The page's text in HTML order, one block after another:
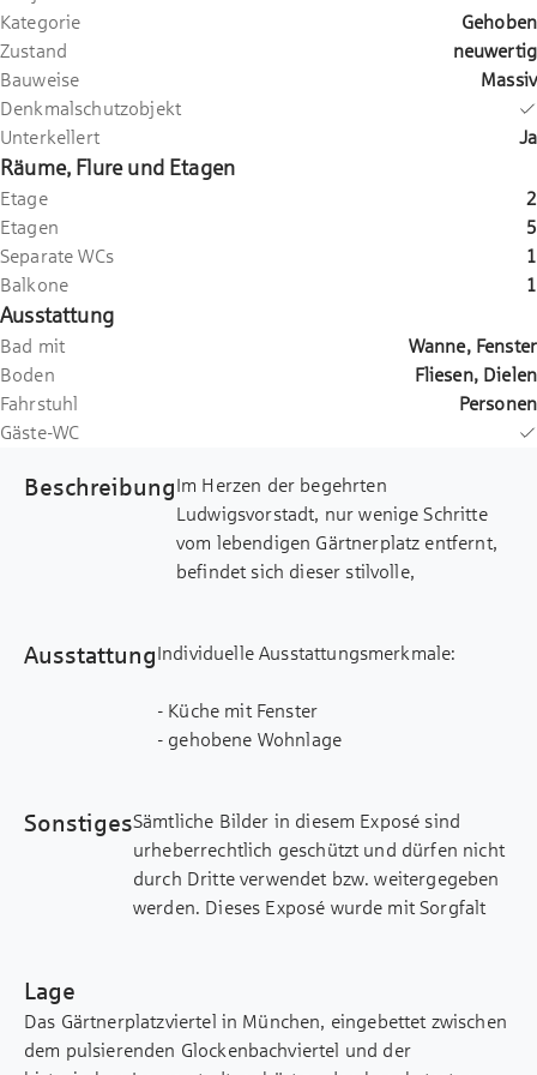
Kategorie
Gehoben
Zustand
neuwertig
Bauweise
Massiv
Denkmalschutzobjekt
Unterkellert
Ja
Räume, Flure und Etagen
Etage
2
Etagen
5
Separate WCs
1
Balkone
1
Ausstattung
Bad mit
Wanne, Fenster
Boden
Fliesen, Dielen
Fahrstuhl
Personen
Gäste-WC
BeschreibungIm Herzen der begehrten
Ludwigsvorstadt, nur wenige Schritte
vom lebendigen Gärtnerplatz entfernt,
befindet sich dieser stilvolle,
Zimmer-Wohnung im 2. Obergeschoss
mit einer Wohnfläche von ca. 71 m².
Wohnkomfort mit dem
unverwechselbaren Charme eines
historischen Gebäudes.
Das Highlight ist das großzügige
gefliest und mit Badewanne
ausgestattet.
AusstattungIndividuelle Ausstattungsmerkmale:
- Küche mit Fenster
- gehobene Wohnlage
SonstigesSämtliche Bilder in diesem Exposé sind
urheberrechtlich geschützt und dürfen nicht
durch Dritte verwendet bzw. weitergegeben
werden. Dieses Exposé wurde mit Sorgfalt
für deren Richtigkeit und Vollständigkeit
können wir nicht übernehmen.
Lage
Das Gärtnerplatzviertel in München, eingebettet zwischen
dem pulsierenden Glockenbachviertel und der